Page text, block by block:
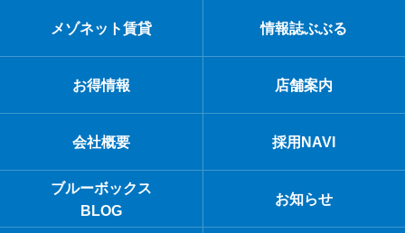
メゾネット賃貸 情報誌ぶぶる
お得情報 店舗案内
会社概要 採用NAVI
ブルーボックス
BLOG
お知らせ